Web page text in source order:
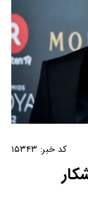
کد خبر: ۱۵۳۴۳